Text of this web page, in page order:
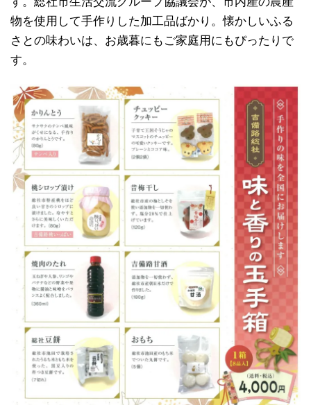
物を使用して手作りした加工品ばかり。懐かしいふる
さとの味わいは、お歳暮にもご家庭用にもぴったりで
す。